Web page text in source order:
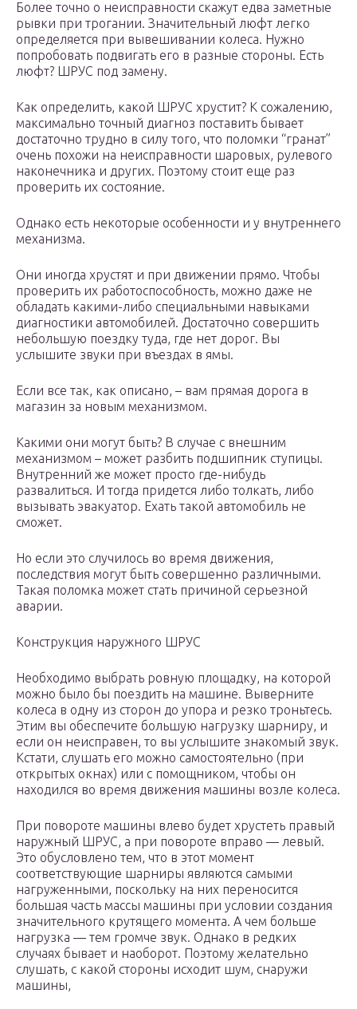
Более точно о неисправности скажут едва заметные
рывки при трогании. Значительный люфт легко
определяется при вывешивании колеса. Нужно
попробовать подвигать его в разные стороны. Есть
люфт? ШРУС под замену.
Как определить, какой ШРУС хрустит? К сожалению,
максимально точный диагноз поставить бывает
достаточно трудно в силу того, что поломки “гранат”
очень похожи на неисправности шаровых, рулевого
наконечника и других. Поэтому стоит еще раз
проверить их состояние.
Однако есть некоторые особенности и у внутреннего
механизма.
Они иногда хрустят и при движении прямо. Чтобы
проверить их работоспособность, можно даже не
обладать какими-либо специальными навыками
диагностики автомобилей. Достаточно совершить
небольшую поездку туда, где нет дорог. Вы
услышите звуки при въездах в ямы.
Если все так, как описано, – вам прямая дорога в
магазин за новым механизмом.
Какими они могут быть? В случае с внешним
механизмом – может разбить подшипник ступицы.
Внутренний же может просто где-нибудь
развалиться. И тогда придется либо толкать, либо
вызывать эвакуатор. Ехать такой автомобиль не
сможет.
Но если это случилось во время движения,
последствия могут быть совершенно различными.
Такая поломка может стать причиной серьезной
аварии.
Конструкция наружного ШРУС
Необходимо выбрать ровную площадку, на которой
можно было бы поездить на машине. Выверните
колеса в одну из сторон до упора и резко троньтесь.
Этим вы обеспечите большую нагрузку шарниру, и
если он неисправен, то вы услышите знакомый звук.
Кстати, слушать его можно самостоятельно (при
открытых окнах) или с помощником, чтобы он
находился во время движения машины возле колеса.
При повороте машины влево будет хрустеть правый
наружный ШРУС, а при повороте вправо — левый.
Это обусловлено тем, что в этот момент
соответствующие шарниры являются самыми
нагруженными, поскольку на них переносится
большая часть массы машины при условии создания
значительного крутящего момента. А чем больше
нагрузка — тем громче звук. Однако в редких
случаях бывает и наоборот. Поэтому желательно
слушать, с какой стороны исходит шум, снаружи
машины,